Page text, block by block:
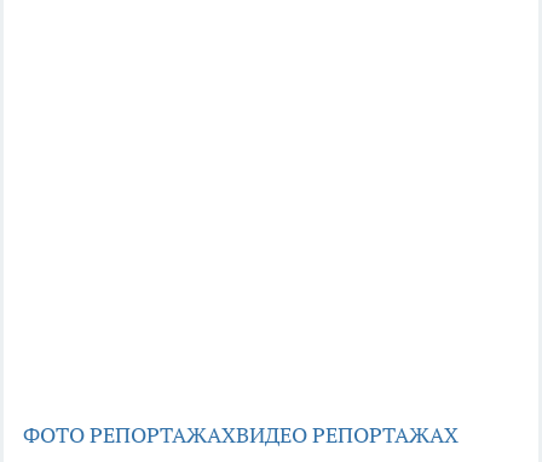
ФОТО РЕПОРТАЖАХВИДЕО РЕПОРТАЖАХ